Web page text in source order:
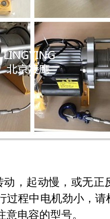
动，起动慢，或无
过程中电机劲小，
电容的型号。